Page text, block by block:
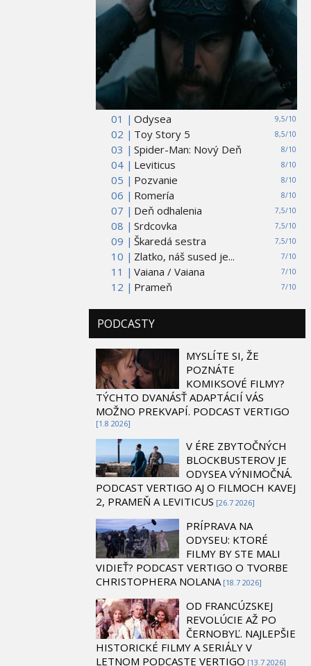
01 | 9,5/10
Odysea
02 |
8,5/10
Toy Story 5
03 |
8/10
Spider-Man: Nový Deň
04 |
8/10
Leviticus
05 |
8/10
Pozvanie
06 |
8/10
Romería
07 |
7,5/10
Deň odhalenia
08 |
7,5/10
Srdcovka
09 |
7,5/10
Škaredá sestra
10 |
7/10
Zlatko, náš sused je...
11 |
7/10
Vaiana / Vaiana
12 |
7/10
Prameň
PODCASTY
MYSLÍTE SI, ŽE
POZNÁTE
KOMIKSOVÉ FILMY?
TÝCHTO DVANÁSŤ ADAPTÁCIÍ VÁS
MOŽNO PREKVAPÍ. PODCAST VERTIGO
[1.8 2026]
V ÉRE ZBYTOČNÝCH
BLOCKBUSTEROV JE
ODYSEA VÝNIMOČNÁ.
PODCAST VERTIGO AJ O FILMOCH KAVEJ
2, PRAMEŇ A LEVITICUS [26.7 2026]
PRÍPRAVA NA
ODYSEU: KTORÉ
FILMY BY STE MALI
VIDIEŤ? PODCAST VERTIGO O TVORBE
CHRISTOPHERA NOLANA [18.7 2026]
OD FRANCÚZSKEJ
REVOLÚCIE AŽ PO
ČERNOBYĽ. NAJLEPŠIE
HISTORICKÉ FILMY A SERIÁLY V
LETNOM PODCASTE VERTIGO [13.7 2026]